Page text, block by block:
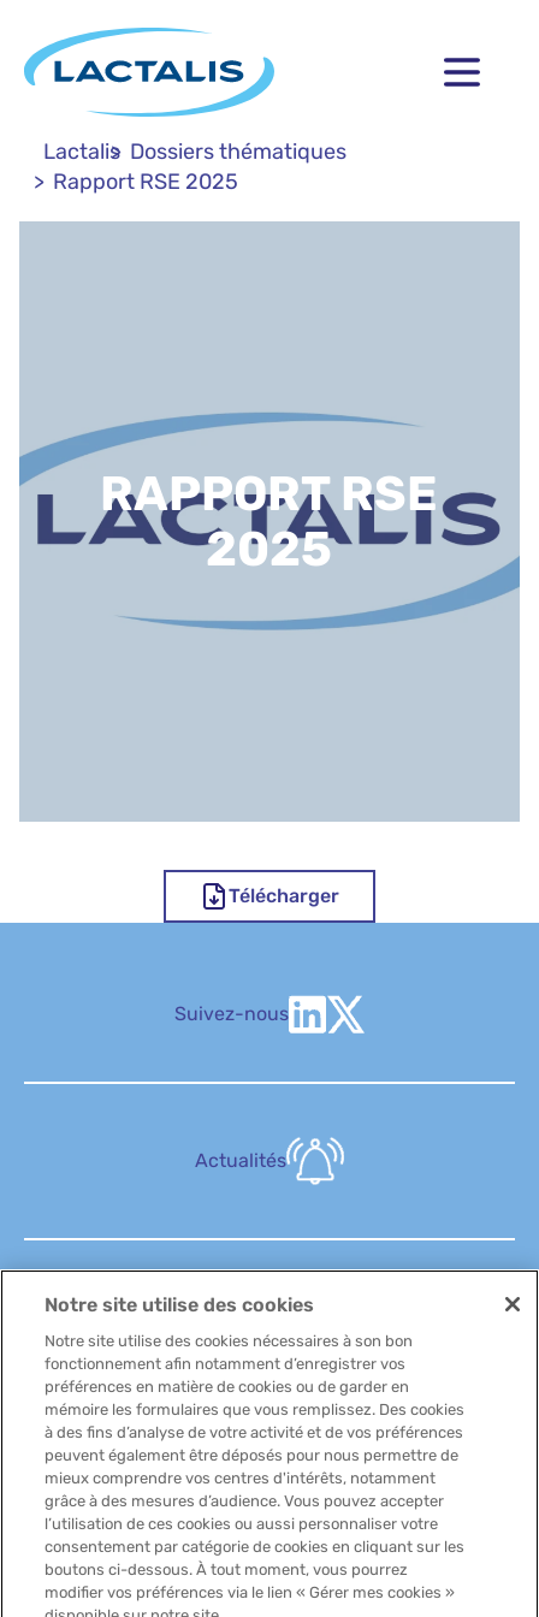
Lactalis Dossiers thématiques
Rapport RSE 2025
RAPPORT RSE
2025
Télécharger
Suivez-nous
Actualités
FAQ
Contactez-nous
Notre site utilise des cookies
Notre site utilise des cookies nécessaires à son bon
fonctionnement afin notamment d’enregistrer vos
préférences en matière de cookies ou de garder en
mémoire les formulaires que vous remplissez. Des cookies
à des fins d’analyse de votre activité et de vos préférences
peuvent également être déposés pour nous permettre de
mieux comprendre vos centres d'intérêts, notamment
grâce à des mesures d’audience. Vous pouvez accepter
l’utilisation de ces cookies ou aussi personnaliser votre
consentement par catégorie de cookies en cliquant sur les
boutons ci-dessous. À tout moment, vous pourrez
modifier vos préférences via le lien « Gérer mes cookies »